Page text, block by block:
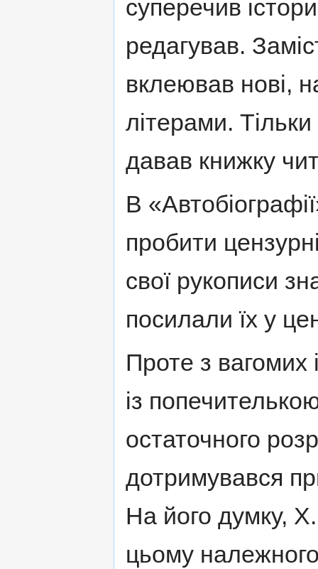
суперечив
редагував.
вклеював нові,
літерами.
давав книжку
В
пробити
свої рукописи
посилали їх у
Проте з вагомих
із
остаточного
дотримувався
На його думку,
цьому